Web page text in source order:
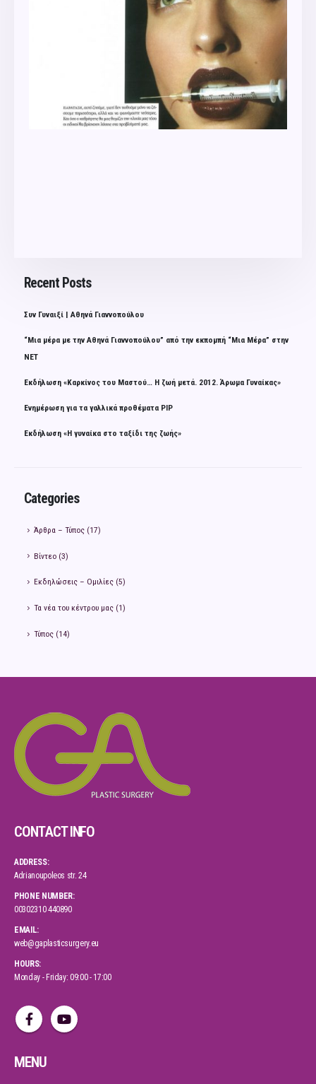
Recent Posts
Συν Γυναιξί | Αθηνά Γιαννοπούλου
“Μια μέρα με την Αθηνά Γιαννοπούλου” από την εκπομπή “Μια Μέρα” στην
ΝΕΤ
Εκδήλωση «Καρκίνος του Μαστού… Η ζωή μετά. 2012. Άρωμα Γυναίκας»
Ενημέρωση για τα γαλλικά προθέματα PIP
Εκδήλωση «Η γυναίκα στο ταξίδι της ζωής»
Categories
Άρθρα – Τύπος(17)
Βίντεο(3)
Εκδηλώσεις – Ομιλίες(5)
Τα νέα του κέντρου μας(1)
Τύπος(14)
CONTACT INFO
ADDRESS:
Adrianoupoleos str. 24
PHONE NUMBER:
00302310 440890
EMAIL:
web@gaplasticsurgery.eu
HOURS:
Monday - Friday: 09:00 - 17:00
MENU